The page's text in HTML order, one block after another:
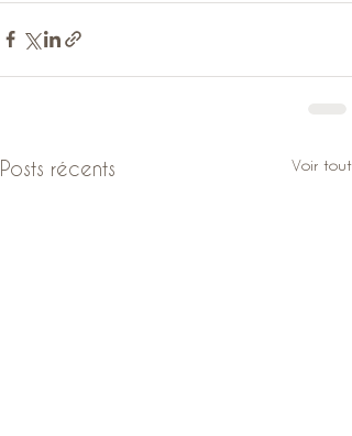
Posts récents Voir tout